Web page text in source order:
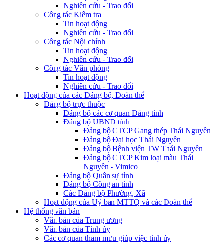
Nghiên cứu - Trao đổi
Công tác Kiểm tra
Tin hoạt động
Nghiên cứu - Trao đổi
Công tác Nội chính
Tin hoạt động
Nghiên cứu - Trao đổi
Công tác Văn phòng
Tin hoạt động
Nghiên cứu - Trao đổi
Hoạt động của các Đảng bộ, Đoàn thể
Đảng bộ trực thuộc
Đảng bộ các cơ quan Đảng tỉnh
Đảng bộ UBND tỉnh
Đảng bộ CTCP Gang thép Thái Nguyên
Đảng bộ Đại học Thái Nguyên
Đảng bộ Bệnh viện TW Thái Nguyên
Đảng bộ CTCP Kim loại màu Thái
Nguyên - Vimico
Đảng bộ Quân sự tỉnh
Đảng bộ Công an tỉnh
Các Đảng bộ Phường, Xã
Hoạt động của Uỷ ban MTTQ và các Đoàn thể
Hệ thống văn bản
Văn bản của Trung ương
Văn bản của Tỉnh ủy
Các cơ quan tham mưu giúp việc tỉnh ủy